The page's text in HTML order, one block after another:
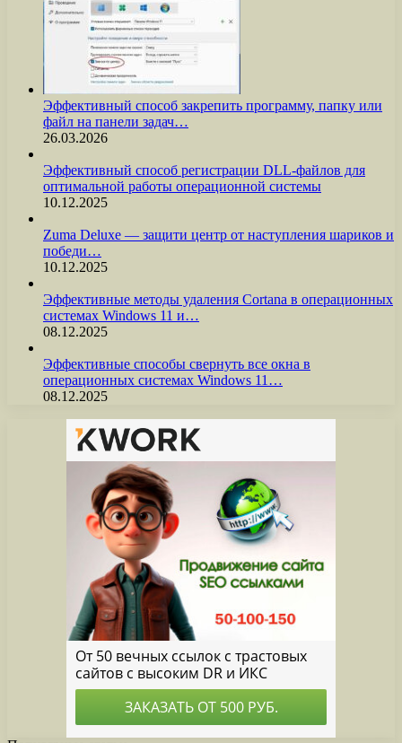
Эффективный способ закрепить программу, папку или
файл на панели задач…
26.03.2026
Эффективный способ регистрации DLL-файлов для
оптимальной работы операционной системы
10.12.2025
Zuma Deluxe — защити центр от наступления шариков и
победи…
10.12.2025
Эффективные методы удаления Cortana в операционных
системах Windows 11 и…
08.12.2025
Эффективные способы свернуть все окна в
операционных системах Windows 11…
08.12.2025